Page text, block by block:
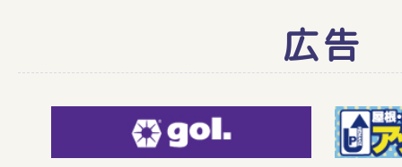
広告